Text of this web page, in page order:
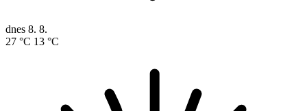
dnes 8. 8.
27 °C 13 °C